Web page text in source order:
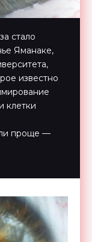
стало
Яманаке,
известно
клетки
проще —